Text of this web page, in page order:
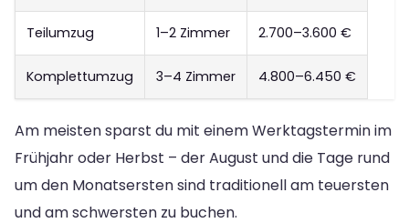
Teilumzug 1–2 Zimmer 2.700–3.600 €
Komplettumzug 3–4 Zimmer 4.800–6.450 €
Am meisten sparst du mit einem Werktagstermin im
Frühjahr oder Herbst – der August und die Tage rund
um den Monatsersten sind traditionell am teuersten
und am schwersten zu buchen.